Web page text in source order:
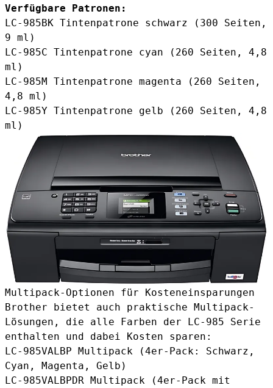
Verfügbare Patronen:
LC-985BK Tintenpatrone schwarz (300 Seiten,
9 ml)
LC-985C Tintenpatrone cyan (260 Seiten, 4,8
ml)
LC-985M Tintenpatrone magenta (260 Seiten,
4,8 ml)
LC-985Y Tintenpatrone gelb (260 Seiten, 4,8
ml)
Multipack-Optionen für Kosteneinsparungen
Brother bietet auch praktische Multipack-
Lösungen, die alle Farben der LC-985 Serie
enthalten und dabei Kosten sparen:
LC-985VALBP Multipack (4er-Pack: Schwarz,
Cyan, Magenta, Gelb)
LC-985VALBPDR Multipack (4er-Pack mit